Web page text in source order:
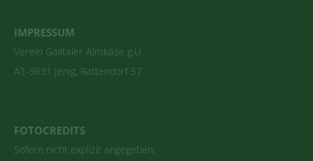
IMPRESSUM
Verein Gailtaler Almkäse g.U.
AT-9631 Jenig, Rattendorf 57
FOTOCREDITS
Sofern nicht explizit angegeben: